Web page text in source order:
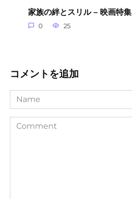
家族の絆とスリル – 映画特集
0 25
コメントを追加
Name
Comment